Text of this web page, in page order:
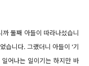
둘째 아들이 따라나섰습니
습니다. 그랬더니 아들이 '기
어나는 일이기는 하지만 바